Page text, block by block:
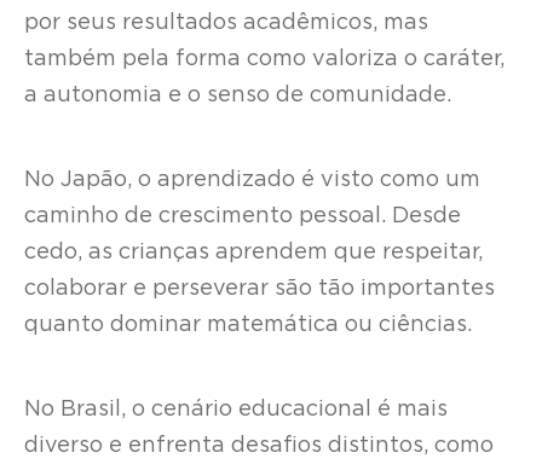
por seus resultados acadêmicos, mas
também pela forma como valoriza o caráter,
a autonomia e o senso de comunidade.
No Japão, o aprendizado é visto como um
caminho de crescimento pessoal. Desde
cedo, as crianças aprendem que respeitar,
colaborar e perseverar são tão importantes
quanto dominar matemática ou ciências.
No Brasil, o cenário educacional é mais
diverso e enfrenta desafios distintos, como